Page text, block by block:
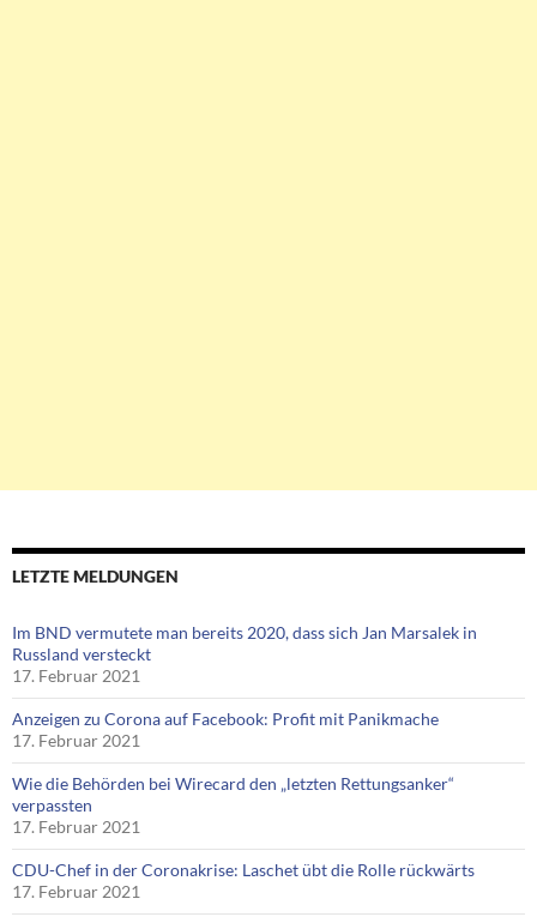
LETZTE MELDUNGEN
Im BND vermutete man bereits 2020, dass sich Jan Marsalek in
Russland versteckt
17. Februar 2021
Anzeigen zu Corona auf Facebook: Profit mit Panikmache
17. Februar 2021
Wie die Behörden bei Wirecard den „letzten Rettungsanker“
verpassten
17. Februar 2021
CDU-Chef in der Coronakrise: Laschet übt die Rolle rückwärts
17. Februar 2021